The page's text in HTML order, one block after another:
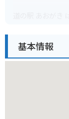
道の駅 あおがき
バイクで訪れる
基本情報